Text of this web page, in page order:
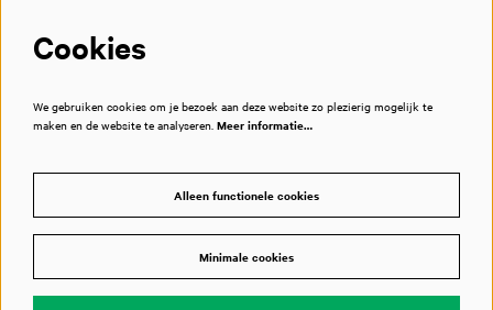
Cookies
We gebruiken cookies om je bezoek aan deze website zo plezierig mogelijk te
maken en de website te analyseren. Meer informatie…
Alleen functionele cookies
Minimale cookies